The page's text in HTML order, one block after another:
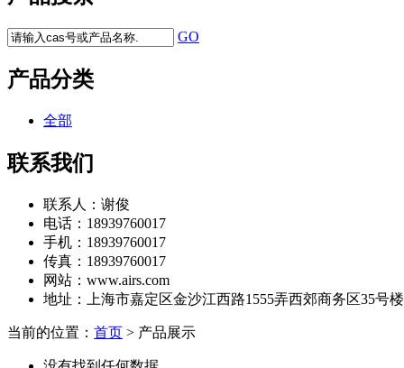
GO
产品分类
全部
联系我们
联系人： 谢俊
电话： 18939760017
手机： 18939760017
传真： 18939760017
网站： www.airs.com
地址：
上海市嘉定区金沙江西路1555弄西郊商务区35号
当前的位置： 首页 > 产品展示